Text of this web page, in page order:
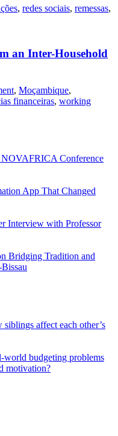
, redes sociais, remessas,
an Inter-Household
, Moçambique,
financeiras, working
Conference
App That Changed
Interview with Professor
Bridging Tradition and
affect each other’s
world budgeting problems
motivation?